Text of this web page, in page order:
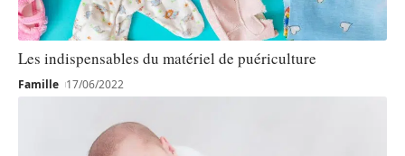
Les indispensables du matériel de puériculture
Famille 17/06/2022